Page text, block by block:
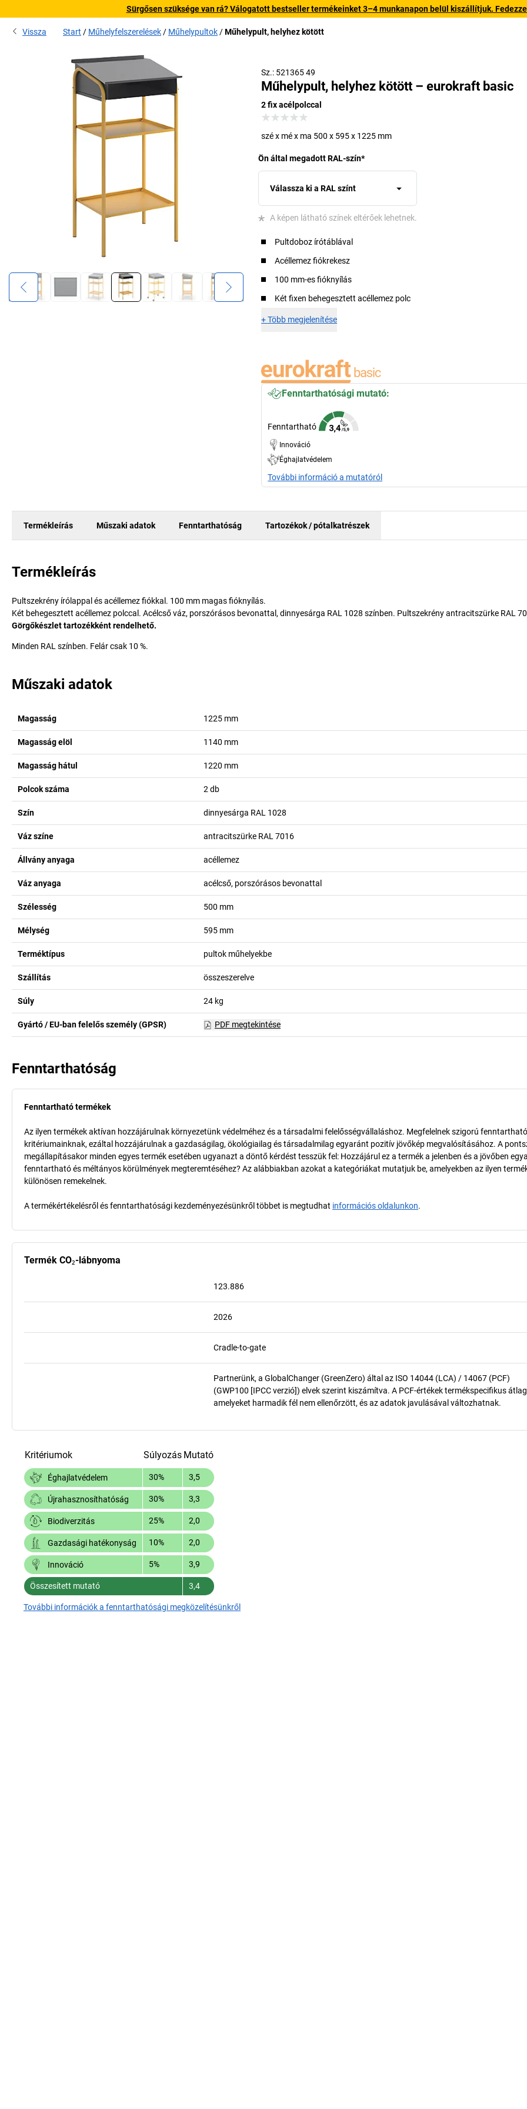
Sürgősen szüksége van rá? Válogatott bestseller termékeinket 3–4 munkanapon belül kiszállítjuk.
Vissza Start Műhelyfelszerelések Műhelypultok Műhelypult, helyhez kötött
Sz.: 521365 49
Műhelypult, helyhez kötött – eurokraft basic
2 fix acélpolccal
szé x mé x ma 500 x 595 x 1225 mm
Ön által megadott RAL-szín*
Válassza ki a RAL színt
* A képen látható színek eltérőek lehetnek.
Pultdoboz írótáblával
Acéllemez fiókrekesz
100 mm-es fióknyílás
Két fixen behegesztett acéllemez polc
+Több megjelenítése
Fenntarthatósági mutató:
Fenntartható
Innováció
Éghajlatvédelem
További információ a mutatóról
Termékleírás Műszaki adatok Fenntarthatóság Tartozékok / pótalkatrészek
Termékleírás
Pultszekrény írólappal és acéllemez fiókkal. 100 mm magas fióknyílás.
Két behegesztett acéllemez polccal. Acélcső váz, porszórásos bevonattal, dinnyesárga RAL 1028 színben. Pultszekrény antracitszürke RAL
Görgőkészlet tartozékként rendelhető.
Minden RAL színben. Felár csak 10 %.
Műszaki adatok
Magasság 1225 mm
Magasság elöl 1140 mm
Magasság hátul 1220 mm
Polcok száma 2 db
Szín dinnyesárga RAL 1028
Váz színe antracitszürke RAL 7016
Állvány anyaga acéllemez
Váz anyaga acélcső, porszórásos bevonattal
Szélesség 500 mm
Mélység 595 mm
Terméktípus pultok műhelyekbe
Szállítás összeszerelve
Súly 24 kg
Gyártó / EU-ban felelős személy (GPSR) PDF megtekintése
Fenntarthatóság
Fenntartható termékek
Az ilyen termékek aktívan hozzájárulnak környezetünk védelméhez és a társadalmi felelősségvállaláshoz. Megfelelnek szigorú
kritériumainknak, ezáltal hozzájárulnak a gazdaságilag, ökológiailag és társadalmilag egyaránt pozitív jövőkép megvalósításához. A
megállapításakor minden egyes termék esetében ugyanazt a döntő kérdést tesszük fel: Hozzájárul ez a termék a jelenben és a jövőben
fenntartható és méltányos körülmények megteremtéséhez? Az alábbiakban azokat a kategóriákat mutatjuk be, amelyekben az ilyen
különösen remekelnek.
A termékértékelésről és fenntarthatósági kezdeményezésünkről többet is megtudhat információs oldalunkon.
Termék CO₂-lábnyoma
123.886
2026
Cradle-to-gate
Partnerünk, a GlobalChanger (GreenZero) által az ISO 14044 (LCA) / 14067 (PCF)
(GWP100 [IPCC verzió]) elvek szerint kiszámítva. A PCF-értékek termékspecifikus
amelyeket harmadik fél nem ellenőrzött, és az adatok javulásával változhatnak.
Kritériumok Súlyozás Mutató
Éghajlatvédelem 30% 3,5
Újrahasznosíthatóság 30% 3,3
Biodiverzitás 25% 2,0
Gazdasági hatékonyság 10% 2,0
Innováció 5% 3,9
Összesített mutató 3,4
További információk a fenntarthatósági megközelítésünkről